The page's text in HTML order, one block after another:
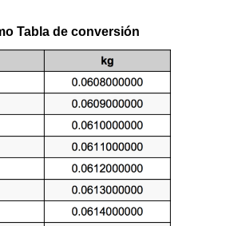
Tabla de conversión